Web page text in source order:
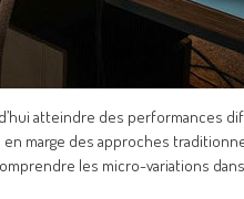
atteindre des performances
marge des approches
les micro-variations